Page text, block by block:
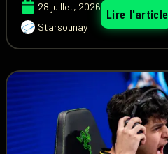
28 juillet, 2026
Starsounay
Lire l'article